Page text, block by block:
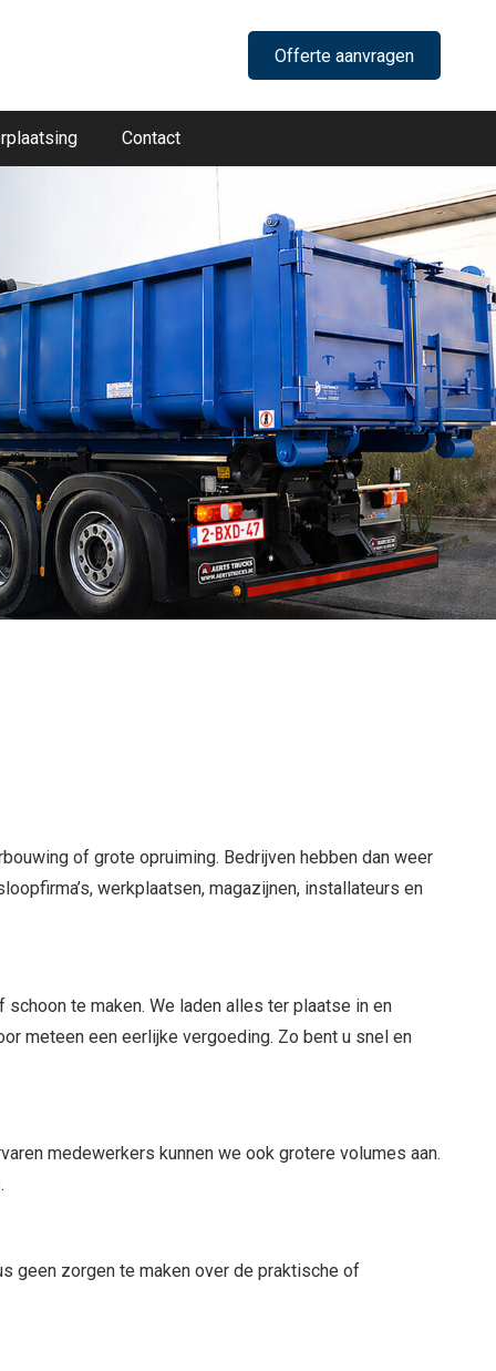
Offerte aanvragen
Contact
of grote opruiming. Bedrijven hebben dan weer
werkplaatsen, magazijnen, installateurs en
te maken. We laden alles ter plaatse in en
meteen een eerlijke vergoeding. Zo bent u snel en
medewerkers kunnen we ook grotere volumes aan.
geen zorgen te maken over de praktische of